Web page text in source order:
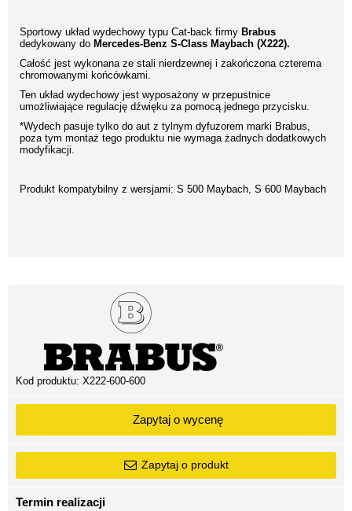
Sportowy układ wydechowy typu Cat-back firmy Brabus
dedykowany do Mercedes-Benz S-Class Maybach (X222).
Całość jest wykonana ze stali nierdzewnej i zakończona czterema
chromowanymi końcówkami.
Ten układ wydechowy jest wyposażony w przepustnice
umożliwiające regulację dźwięku za pomocą jednego przycisku.
*Wydech pasuje tylko do aut z tylnym dyfuzorem marki Brabus,
poza tym montaż tego produktu nie wymaga żadnych dodatkowych
modyfikacji.
Produkt kompatybilny z wersjami: S 500 Maybach, S 600 Maybach
Kod produktu: X222-600-600
Zapytaj o wycenę
Zapytaj o produkt
Termin realizacji